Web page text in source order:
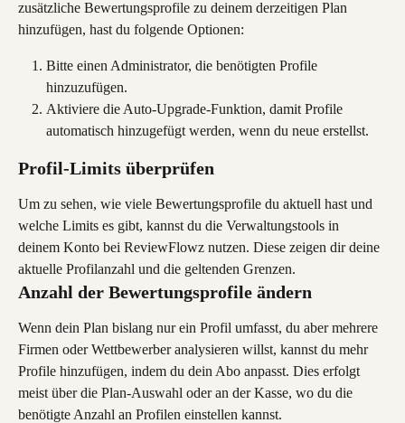
zusätzliche Bewertungsprofile zu deinem derzeitigen Plan
hinzufügen, hast du folgende Optionen:
Bitte einen Administrator, die benötigten Profile
hinzuzufügen.
Aktiviere die Auto-Upgrade-Funktion, damit Profile
automatisch hinzugefügt werden, wenn du neue erstellst.
Profil-Limits überprüfen
Um zu sehen, wie viele Bewertungsprofile du aktuell hast und
welche Limits es gibt, kannst du die Verwaltungstools in
deinem Konto bei ReviewFlowz nutzen. Diese zeigen dir deine
aktuelle Profilanzahl und die geltenden Grenzen.
Anzahl der Bewertungsprofile ändern
Wenn dein Plan bislang nur ein Profil umfasst, du aber mehrere
Firmen oder Wettbewerber analysieren willst, kannst du mehr
Profile hinzufügen, indem du dein Abo anpasst. Dies erfolgt
meist über die Plan-Auswahl oder an der Kasse, wo du die
benötigte Anzahl an Profilen einstellen kannst.